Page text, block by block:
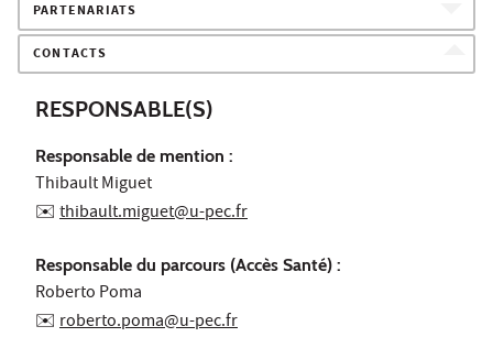
PARTENARIATS
CONTACTS
RESPONSABLE(S)
Responsable de mention :
Thibault Miguet
✉️ thibault.miguet@u-pec.fr
Responsable du parcours (Accès Santé) :
Roberto Poma
✉️​​​​​​​ roberto.poma@u-pec.fr